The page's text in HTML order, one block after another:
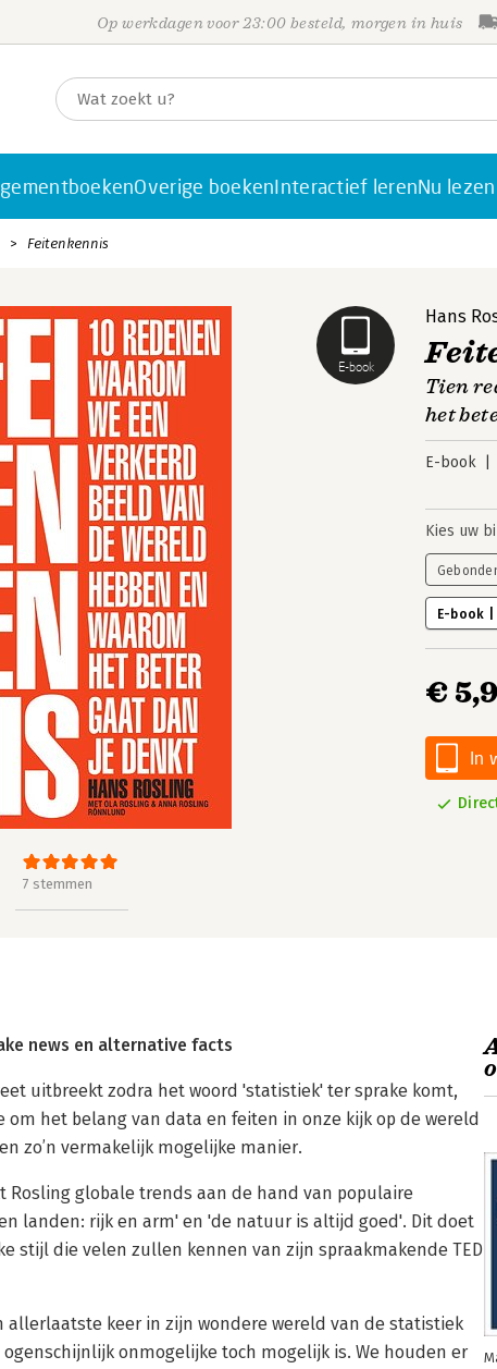
Op werkdagen voor 23:00 besteld, morgen in huis
Overige boekenInteractief lerenNu lezen
Feitenkennis
E-book
7 stemmen
Hans
Tien
het
E-book
Kies uw
E-book |
€
In
news en alternative facts
uitbreekt zodra het woord 'statistiek' ter sprake komt,
om het belang van data en feiten in onze kijk op de wereld
zo’n vermakelijk mogelijke manier.
Rosling globale trends aan de hand van populaire
landen: rijk en arm' en 'de natuur is altijd goed'. Dit doet
stijl die velen zullen kennen van zijn spraakmakende TED
allerlaatste keer in zijn wondere wereld van de statistiek
onmogelijke toch mogelijk is. We houden er